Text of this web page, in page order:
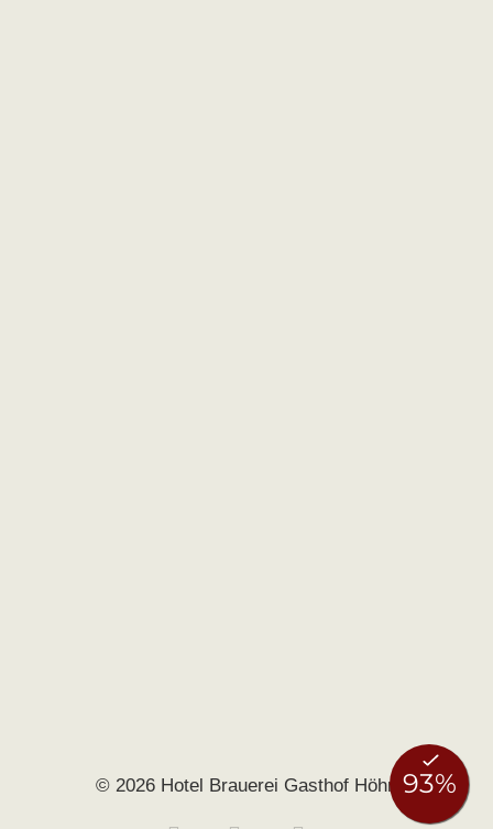
© 2026 Hotel Brauerei Gasthof Höhn